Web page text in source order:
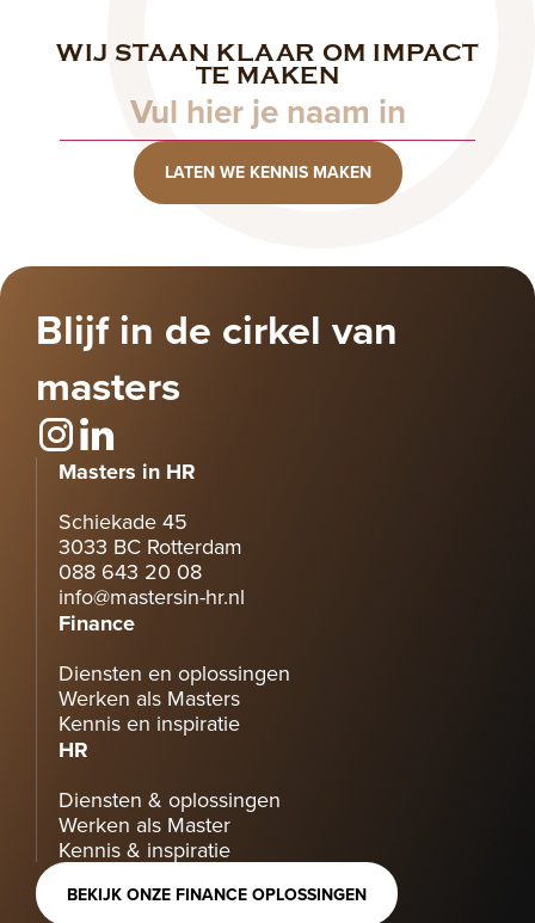
WIJ STAAN KLAAR OM IMPACT
TE MAKEN
Naam
LATEN WE KENNIS MAKEN
Blijf in de cirkel van
masters
Masters in HR
Schiekade 45
3033 BC Rotterdam
088 643 20 08
info@mastersin-hr.nl
Finance
Diensten en oplossingen
Werken als Masters
Kennis en inspiratie
HR
Diensten & oplossingen
Werken als Master
Kennis & inspiratie
BEKIJK ONZE FINANCE OPLOSSINGEN